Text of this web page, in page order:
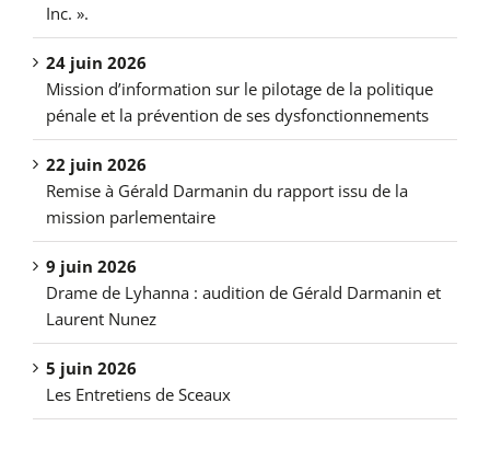
Inc. ».
24 juin 2026
Mission d’information sur le pilotage de la politique
pénale et la prévention de ses dysfonctionnements
22 juin 2026
Remise à Gérald Darmanin du rapport issu de la
mission parlementaire
9 juin 2026
Drame de Lyhanna : audition de Gérald Darmanin et
Laurent Nunez
5 juin 2026
Les Entretiens de Sceaux